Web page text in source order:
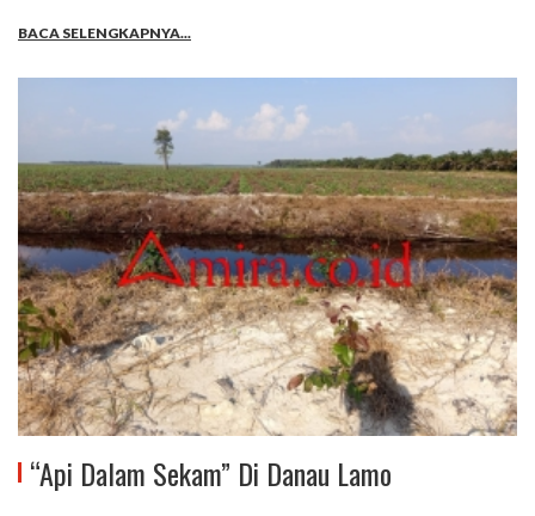
BACA SELENGKAPNYA...
“Api Dalam Sekam” Di Danau Lamo